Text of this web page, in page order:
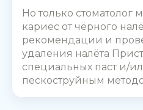
Но только стоматолог
кариес от чёрного
рекомендации и
удаления налёта
специальных паст и/
пескоструйным